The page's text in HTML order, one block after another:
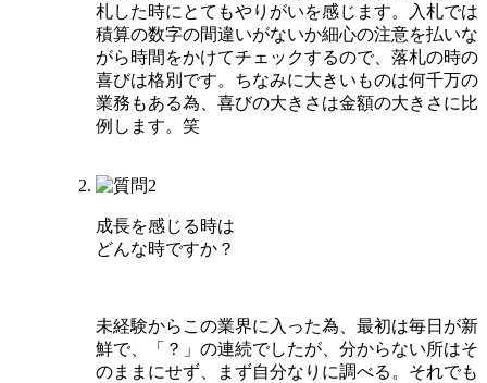
札した時にとてもやりがいを感じます。入札では
積算の数字の間違いがないか細心の注意を払いな
がら時間をかけてチェックするので、落札の時の
喜びは格別です。ちなみに大きいものは何千万の
業務もある為、喜びの大きさは金額の大きさに比
例します。笑
成長を感じる時は
どんな時ですか？
未経験からこの業界に入った為、最初は毎日が新
鮮で、「？」の連続でしたが、分からない所はそ
のままにせず、まず自分なりに調べる。それでも